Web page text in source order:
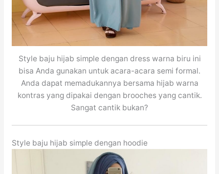
Style baju hijab simple dengan dress warna biru ini
bisa Anda gunakan untuk acara-acara semi formal.
Anda dapat memadukannya bersama hijab warna
kontras yang dipakai dengan brooches yang cantik.
Sangat cantik bukan?
Style baju hijab simple dengan hoodie